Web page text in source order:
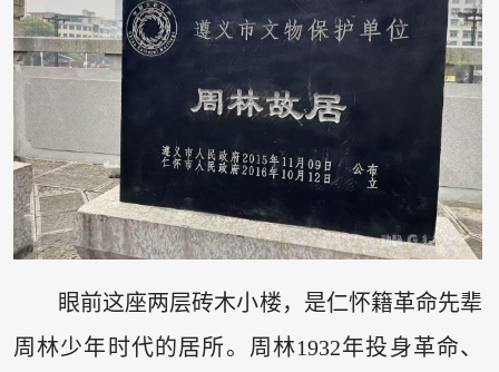
眼前这座两层砖木小楼，是仁怀籍革命先辈
周林少年时代的居所。周林1932年投身革命、